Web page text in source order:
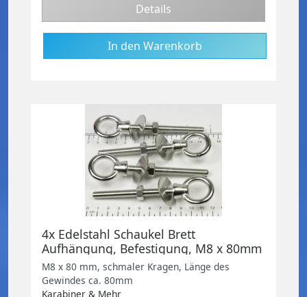
Details
4x Edelstahl Schaukel Brett
Aufhängung, Befestigung, M8 x 80mm
M8 x 80 mm, schmaler Kragen, Länge des
Gewindes ca. 80mm
Karabiner & Mehr